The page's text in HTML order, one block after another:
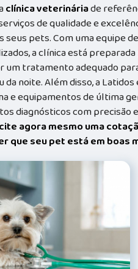
clínica veterináriade
de qualidade e
seus pets. Com uma equipe
a clínica está
um tratamento adequado
da noite. Além disso, a
e equipamentos de última
diagnósticos com precisão
agora mesmo uma
que seu pet está em boas